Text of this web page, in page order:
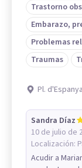
Trastorno
Embarazo,
Problemas
Traumas
Pl.
Sandra Díaz
10 de julio de
Localización:
Acudir a